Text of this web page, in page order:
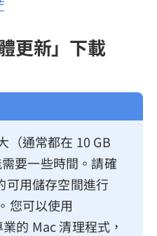
更新」下載
（通常都在 10 GB
要一些時間。請確
可用儲存空間進行
您可以使用
業的 Mac 清理程式，